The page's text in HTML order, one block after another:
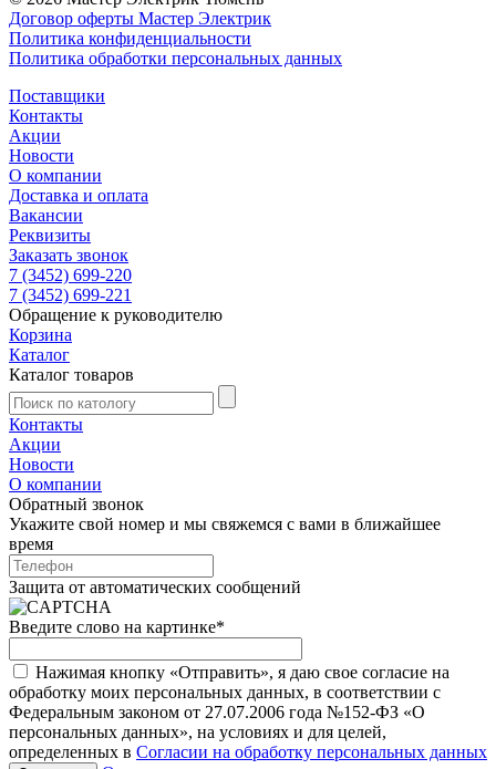
Договор оферты Мастер Электрик
Политика конфиденциальности
Политика обработки персональных данных
Поставщики
Контакты
Акции
Новости
О компании
Доставка и оплата
Вакансии
Реквизиты
Заказать звонок
7 (3452) 699-220
7 (3452) 699-221
Обращение к руководителю
Корзина
Каталог
Каталог товаров
Контакты
Акции
Новости
О компании
Обратный звонок
Укажите свой номер и мы свяжемся с вами в ближайшее
время
Защита от автоматических сообщений
Введите слово на картинке*
Нажимая кнопку «Отправить», я даю свое согласие на
обработку моих персональных данных, в соответствии с
Федеральным законом от 27.07.2006 года №152-ФЗ «О
персональных данных», на условиях и для целей,
определенных в Согласии на обработку персональных данных